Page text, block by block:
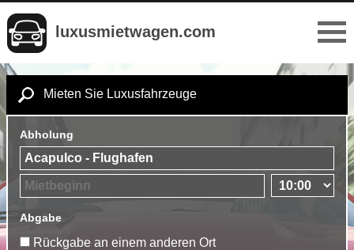
luxusmietwagen.com
Mieten Sie Luxusfahrzeuge
Abholung
Abgabe
Rückgabe an einem anderen Ort